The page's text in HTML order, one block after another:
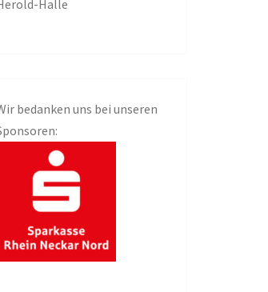
Halle
bedanken uns bei unseren